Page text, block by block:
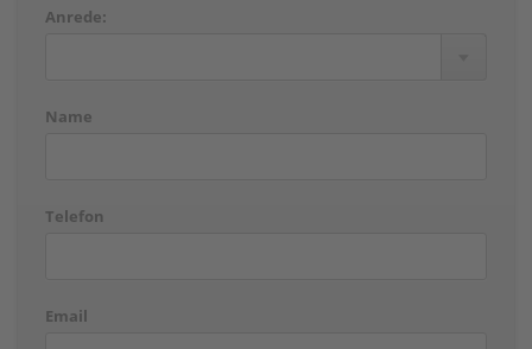
Anrede:
Name
Telefon
Email